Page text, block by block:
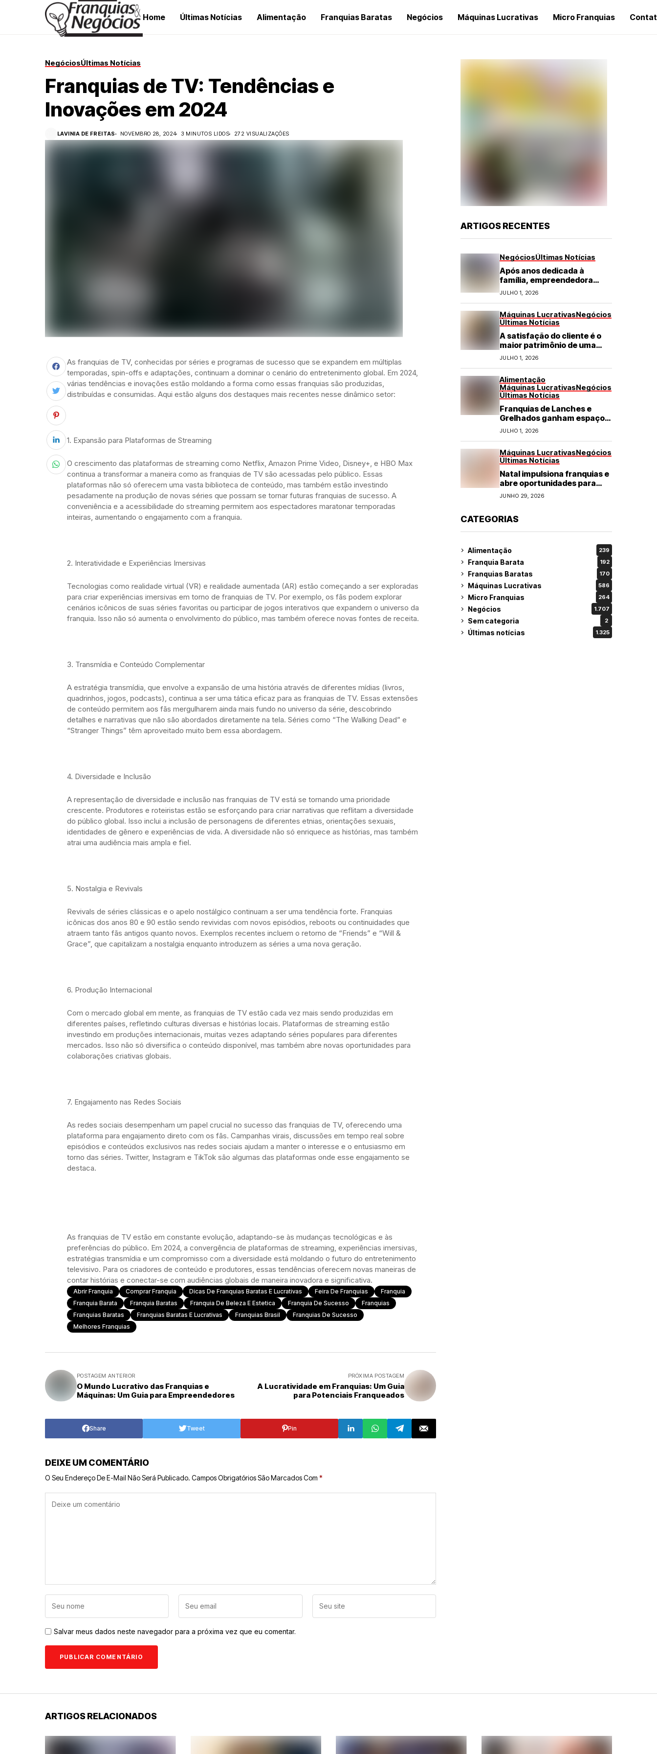
Home Últimas Notícias Alimentação Franquias Baratas Negócios Máquinas Lucrativas Micro Franquias
NegóciosÚltimas Notícias
Franquias de TV: Tendências e
Inovações em 2024
LAVINIA DE FREITAS NOVEMBRO 28, 2024 3 MINUTOS LIDOS 272 VISUALIZAÇÕES
As franquias de TV, conhecidas por séries e programas de sucesso que se expandem em múltiplas
temporadas, spin-offs e adaptações, continuam a dominar o cenário do entretenimento global. Em 2024,
várias tendências e inovações estão moldando a forma como essas franquias são produzidas,
distribuídas e consumidas. Aqui estão alguns dos destaques mais recentes nesse dinâmico setor:
1. Expansão para Plataformas de Streaming
O crescimento das plataformas de streaming como Netflix, Amazon Prime Video, Disney+, e HBO Max
continua a transformar a maneira como as franquias de TV são acessadas pelo público. Essas
plataformas não só oferecem uma vasta biblioteca de conteúdo, mas também estão investindo
pesadamente na produção de novas séries que possam se tornar futuras franquias de sucesso. A
conveniência e a acessibilidade do streaming permitem aos espectadores maratonar temporadas
inteiras, aumentando o engajamento com a franquia.
2. Interatividade e Experiências Imersivas
Tecnologias como realidade virtual (VR) e realidade aumentada (AR) estão começando a ser exploradas
para criar experiências imersivas em torno de franquias de TV. Por exemplo, os fãs podem explorar
cenários icônicos de suas séries favoritas ou participar de jogos interativos que expandem o universo da
franquia. Isso não só aumenta o envolvimento do público, mas também oferece novas fontes de receita.
3. Transmídia e Conteúdo Complementar
A estratégia transmídia, que envolve a expansão de uma história através de diferentes mídias (livros,
quadrinhos, jogos, podcasts), continua a ser uma tática eficaz para as franquias de TV. Essas extensões
de conteúdo permitem aos fãs mergulharem ainda mais fundo no universo da série, descobrindo
detalhes e narrativas que não são abordados diretamente na tela. Séries como “The Walking Dead” e
“Stranger Things” têm aproveitado muito bem essa abordagem.
4. Diversidade e Inclusão
A representação de diversidade e inclusão nas franquias de TV está se tornando uma prioridade
crescente. Produtores e roteiristas estão se esforçando para criar narrativas que reflitam a diversidade
do público global. Isso inclui a inclusão de personagens de diferentes etnias, orientações sexuais,
identidades de gênero e experiências de vida. A diversidade não só enriquece as histórias, mas também
atrai uma audiência mais ampla e fiel.
5. Nostalgia e Revivals
Revivals de séries clássicas e o apelo nostálgico continuam a ser uma tendência forte. Franquias
icônicas dos anos 80 e 90 estão sendo revividas com novos episódios, reboots ou continuidades que
atraem tanto fãs antigos quanto novos. Exemplos recentes incluem o retorno de “Friends” e “Will &
Grace”, que capitalizam a nostalgia enquanto introduzem as séries a uma nova geração.
6. Produção Internacional
Com o mercado global em mente, as franquias de TV estão cada vez mais sendo produzidas em
diferentes países, refletindo culturas diversas e histórias locais. Plataformas de streaming estão
investindo em produções internacionais, muitas vezes adaptando séries populares para diferentes
mercados. Isso não só diversifica o conteúdo disponível, mas também abre novas oportunidades para
colaborações criativas globais.
7. Engajamento nas Redes Sociais
As redes sociais desempenham um papel crucial no sucesso das franquias de TV, oferecendo uma
plataforma para engajamento direto com os fãs. Campanhas virais, discussões em tempo real sobre
episódios e conteúdos exclusivos nas redes sociais ajudam a manter o interesse e o entusiasmo em
torno das séries. Twitter, Instagram e TikTok são algumas das plataformas onde esse engajamento se
destaca.
As franquias de TV estão em constante evolução, adaptando-se às mudanças tecnológicas e às
preferências do público. Em 2024, a convergência de plataformas de streaming, experiências imersivas,
estratégias transmídia e um compromisso com a diversidade está moldando o futuro do entretenimento
televisivo. Para os criadores de conteúdo e produtores, essas tendências oferecem novas maneiras de
contar histórias e conectar-se com audiências globais de maneira inovadora e significativa.
Abrir Franquia Comprar Franquia Dicas De Franquias Baratas E Lucrativas Feira De Franquias
Franquia
Franquia Barata
Franquia Baratas Franquia De Beleza E Estetica Franquia De Sucesso
Franquias
Franquias Baratas
Franquias Baratas E Lucrativas Franquias Brasil
Franquias De Sucesso
Melhores Franquias
POSTAGEM ANTERIOR
O Mundo Lucrativo das Franquias e
Máquinas: Um Guia para Empreendedores
PRÓXIMA POSTAGEM
A Lucratividade em Franquias: Um Guia
para Potenciais Franqueados
Share Tweet Pin
DEIXE UM COMENTÁRIO
O Seu Endereço De E-Mail Não Será Publicado. Campos Obrigatórios São Marcados Com *
Salvar meus dados neste navegador para a próxima vez que eu comentar.
ARTIGOS RECENTES
NegóciosÚltimas Notícias
Após anos dedicada à
família, empreendedora
transforma franquia de
turismo em negócio de
JULHO 1, 2026
Máquinas LucrativasNegócios
Últimas Notícias
A satisfação do cliente é o
maior patrimônio de uma
franquia
JULHO 1, 2026
Alimentação
Máquinas LucrativasNegócios
Últimas Notícias
Franquias de Lanches e
Grelhados ganham espaço
com demanda por refeições
rápidas e de qualidade
JULHO 1, 2026
Máquinas LucrativasNegócios
Últimas Notícias
Natal impulsiona franquias e
abre oportunidades para
diversos segmentos do
JUNHO 29, 2026
CATEGORIAS
Alimentação 239
Franquia Barata 192
Franquias Baratas 170
Máquinas Lucrativas 586
Micro Franquias 264
Negócios 1.707
Sem categoria 2
Últimas notícias 1.325
ARTIGOS RELACIONADOS